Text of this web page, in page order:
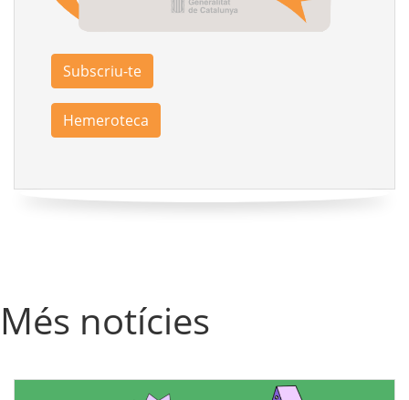
Subscriu-te
Hemeroteca
Més notícies